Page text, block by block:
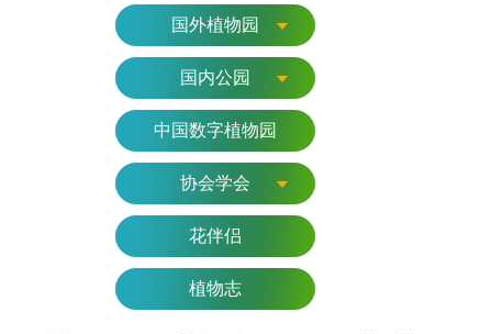
国外植物园
国内公园
中国数字植物园
协会学会
花伴侣
植物志